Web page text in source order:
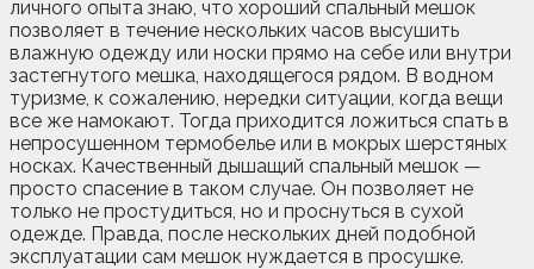
личного опыта знаю, что хороший спальный мешок
позволяет в течение нескольких часов высушить
влажную одежду или носки прямо на себе или внутри
застегнутого мешка, находящегося рядом. В водном
туризме, к сожалению, нередки ситуации, когда вещи
все же намокают. Тогда приходится ложиться спать в
непросушенном термобелье или в мокрых шерстяных
носках. Качественный дышащий спальный мешок —
просто спасение в таком случае. Он позволяет не
только не простудиться, но и проснуться в сухой
одежде. Правда, после нескольких дней подобной
эксплуатации сам мешок нуждается в просушке.